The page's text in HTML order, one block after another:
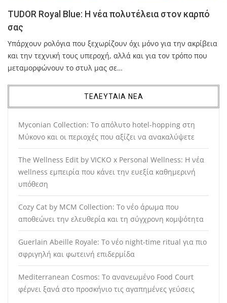
TUDOR Royal Blue: Η νέα πολυτέλεια στον καρπό
σας
Υπάρχουν ρολόγια που ξεχωρίζουν όχι μόνο για την ακρίβεια
και την τεχνική τους υπεροχή, αλλά και για τον τρόπο που
μεταμορφώνουν το στυλ μας σε…
ΤΕΛΕΥΤΑΙΑ ΝΕΑ
Myconian Collection: Το απόλυτο hotel-hopping στη
Μύκονο και οι περιοχές που αξίζει να ανακαλύψετε
The Wellness Edit by VICKO x Personal Wellness: Η νέα
wellness εμπειρία που κάνει την ευεξία καθημερινή
υπόθεση
Cozy Cat by MCM Collection: Το νέο άρωμα που
αποθεώνει την ελευθερία και τη σύγχρονη κομψότητα
Guerlain Abeille Royale: Το νέο night-time ritual για πιο
σφριγηλή και φωτεινή επιδερμίδα
Mediterranean Cosmos: Το ανανεωμένο Food Court
φέρνει ξανά στο προσκήνιο τις αγαπημένες γεύσεις